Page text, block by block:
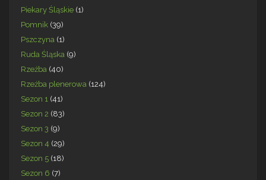
Piekary Śląskie (1)
Pomnik (39)
Pszczyna (1)
Ruda Śląska (9)
Rzeźba (40)
Rzeźba plenerowa (124)
Sezon 1 (41)
Sezon 2 (83)
Sezon 3 (9)
Sezon 4 (29)
Sezon 5 (18)
Sezon 6 (7)